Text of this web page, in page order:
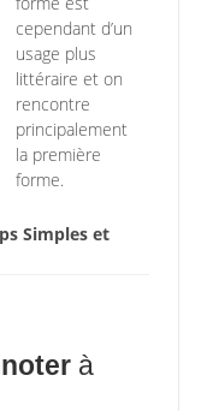
cependant d’un
usage plus
littéraire et on
rencontre
principalement
la première
forme.
Simples et
à